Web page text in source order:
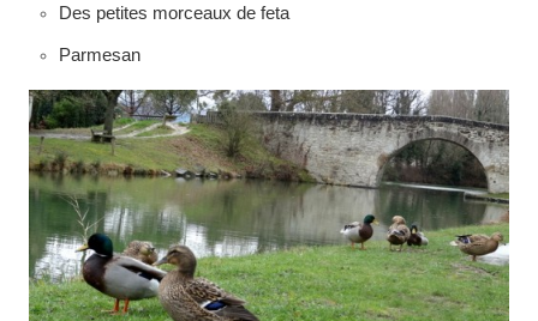
Des petites morceaux de feta
Parmesan